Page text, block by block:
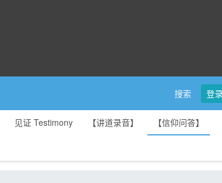
搜索 登
见证 Testimony 【讲道录音】 【信仰问答】